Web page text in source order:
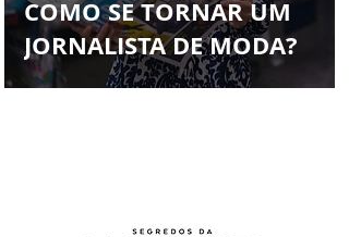
COMO SE TORNAR UM
JORNALISTA DE MODA?